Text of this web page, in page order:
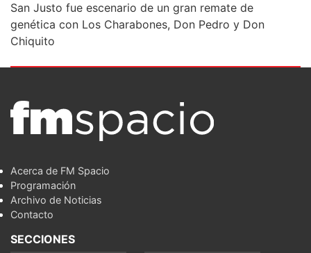
San Justo fue escenario de un gran remate de
genética con Los Charabones, Don Pedro y Don
Chiquito
Acerca de FM Spacio
Programación
Archivo de Noticias
Contacto
SECCIONES